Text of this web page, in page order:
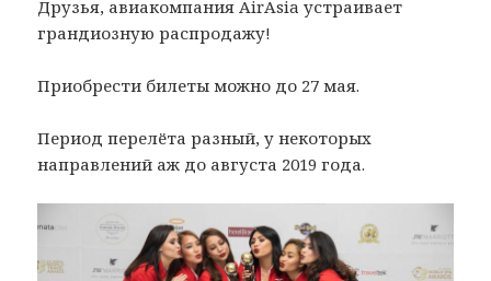
Друзья, авиакомпания AirAsia устраивает
грандиозную распродажу!
Приобрести билеты можно до 27 мая.
Период перелёта разный, у некоторых
направлений аж до августа 2019 года.